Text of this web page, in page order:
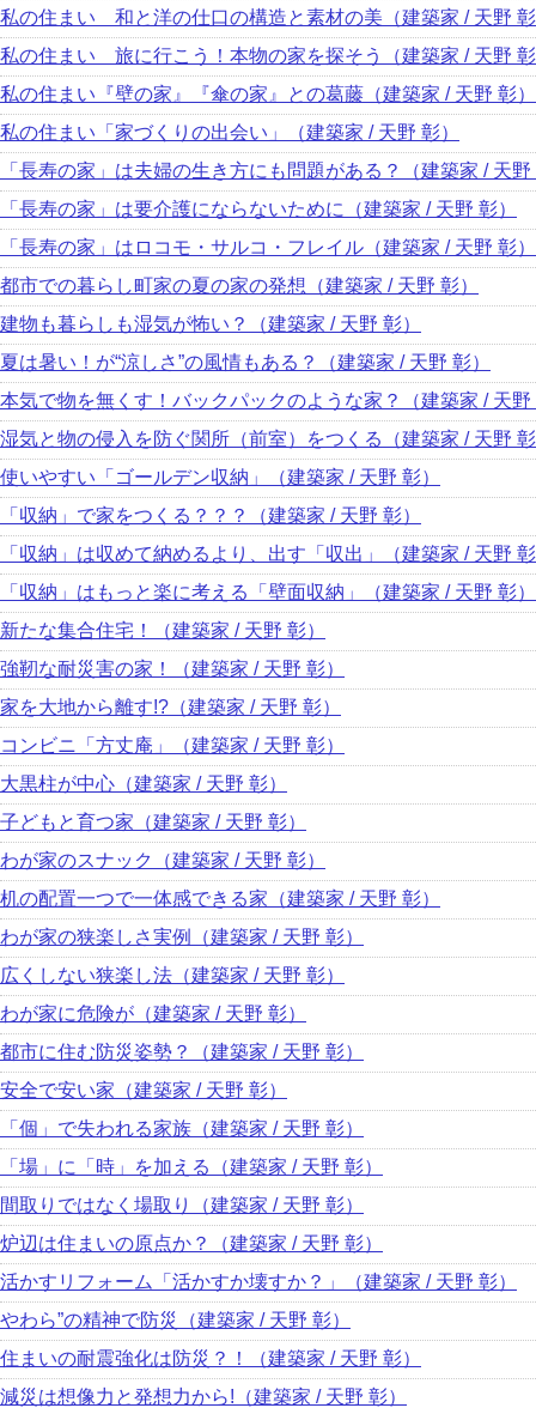
私の住まい 和と洋の仕口の構造と素材の美（建築家 / 天野
私の住まい 旅に行こう！本物の家を探そう（建築家 / 天野
私の住まい『壁の家』『傘の家』との葛藤（建築家 / 天野 彰）
私の住まい「家づくりの出会い」（建築家 / 天野 彰）
「長寿の家」は夫婦の生き方にも問題がある？（建築家 / 天野
「長寿の家」は要介護にならないために（建築家 / 天野 彰）
「長寿の家」はロコモ・サルコ・フレイル（建築家 / 天野 彰）
都市での暮らし町家の夏の家の発想（建築家 / 天野 彰）
建物も暮らしも湿気が怖い？（建築家 / 天野 彰）
夏は暑い！が“涼しさ”の風情もある？（建築家 / 天野 彰）
本気で物を無くす！バックパックのような家？（建築家 / 天野
湿気と物の侵入を防ぐ関所（前室）をつくる（建築家 / 天野
使いやすい「ゴールデン収納」（建築家 / 天野 彰）
「収納」で家をつくる？？？（建築家 / 天野 彰）
「収納」は収めて納めるより、出す「収出」（建築家 / 天野
「収納」はもっと楽に考える「壁面収納」（建築家 / 天野 彰）
新たな集合住宅！（建築家 / 天野 彰）
強靭な耐災害の家！（建築家 / 天野 彰）
家を大地から離す!?（建築家 / 天野 彰）
コンビニ「方丈庵」（建築家 / 天野 彰）
大黒柱が中心（建築家 / 天野 彰）
子どもと育つ家（建築家 / 天野 彰）
わが家のスナック（建築家 / 天野 彰）
机の配置一つで一体感できる家（建築家 / 天野 彰）
わが家の狭楽しさ実例（建築家 / 天野 彰）
広くしない狭楽し法（建築家 / 天野 彰）
わが家に危険が（建築家 / 天野 彰）
都市に住む防災姿勢？（建築家 / 天野 彰）
安全で安い家（建築家 / 天野 彰）
「個」で失われる家族（建築家 / 天野 彰）
「場」に「時」を加える（建築家 / 天野 彰）
間取りではなく場取り（建築家 / 天野 彰）
炉辺は住まいの原点か？（建築家 / 天野 彰）
活かすリフォーム「活かすか壊すか？」（建築家 / 天野 彰）
やわら”の精神で防災（建築家 / 天野 彰）
住まいの耐震強化は防災？！（建築家 / 天野 彰）
減災は想像力と発想力から!（建築家 / 天野 彰）